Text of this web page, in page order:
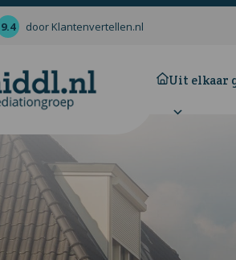
9.4 door Klantenvertellen.nl
Uit elkaar